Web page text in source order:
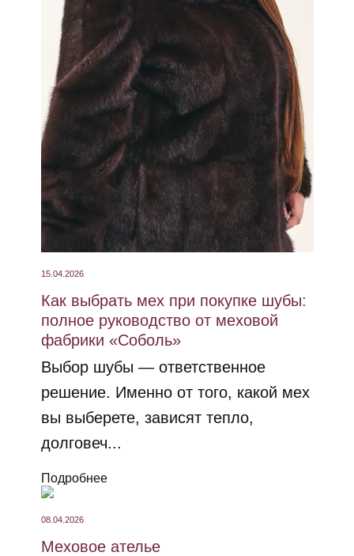
15.04.2026
Как выбрать мех при покупке шубы:
полное руководство от меховой
фабрики «Соболь»
Выбор шубы — ответственное
решение. Именно от того, какой мех
вы выберете, зависят тепло,
долговеч...
Подробнее
08.04.2026
Меховое ателье